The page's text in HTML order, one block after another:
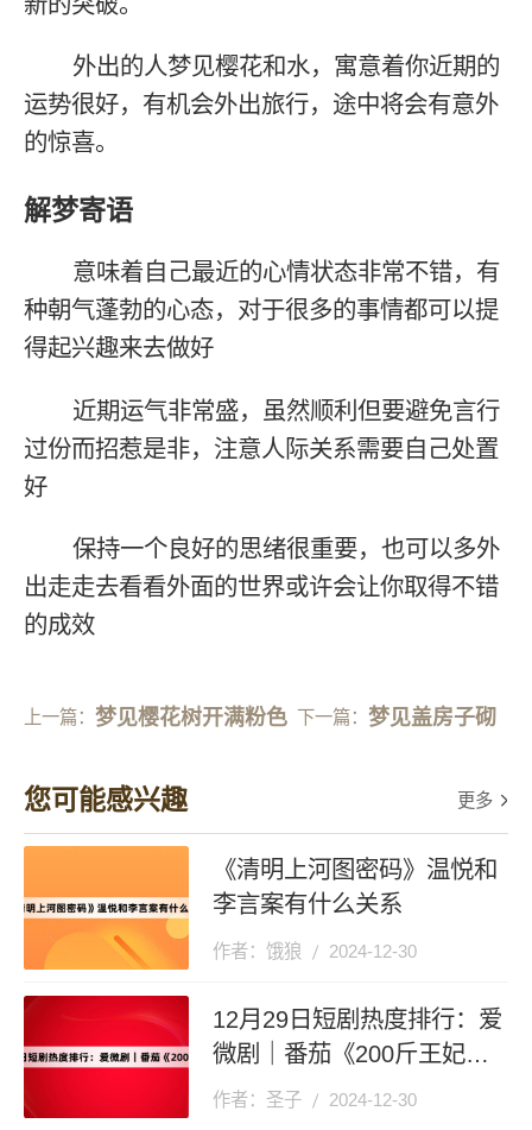
外出的人梦见樱花和水，寓意着你近期的
运势很好，有机会外出旅行，途中将会有意外
的惊喜。
解梦寄语
意味着自己最近的心情状态非常不错，有
种朝气蓬勃的心态，对于很多的事情都可以提
得起兴趣来去做好
近期运气非常盛，虽然顺利但要避免言行
过份而招惹是非，注意人际关系需要自己处置
好
保持一个良好的思绪很重要，也可以多外
出走走去看看外面的世界或许会让你取得不错
的成效
上一篇：梦见樱花树开满粉色 下一篇： 梦见盖房子砌
您可能感兴趣 更多
《清明上河图密码》温悦和
李言案有什么关系
作者：饿狼 2024-12-30
12月29日短剧热度排行：爱
微剧｜番茄《200斤王妃天
天想和离》登顶第一
作者：圣子 2024-12-30